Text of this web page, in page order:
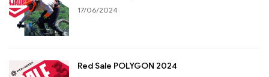
17/06/2024
Red Sale POLYGON 2024